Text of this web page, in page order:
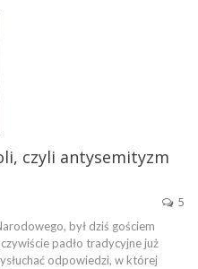
czyli antysemityzm
5
był dziś gościem
padło tradycyjne już
odpowiedzi, w której